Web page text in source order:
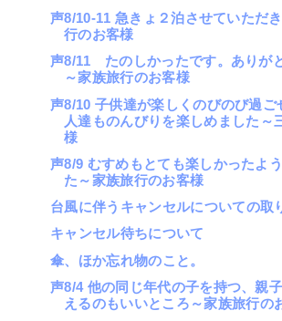
声8/10-11 急きょ２泊させていただ
行のお客様
声8/11 たのしかったです。ありが
～家族旅行のお客様
声8/10 子供達が楽しくのびのび過ご
人達ものんびりを楽しめました～
様
声8/9 むすめもとても楽しかったよ
た～家族旅行のお客様
台風に伴うキャンセルについての取
キャンセル待ちについて
傘、ほか忘れ物のこと。
声8/4 他の同じ年代の子を持つ、親
えるのもいいところ～家族旅行の